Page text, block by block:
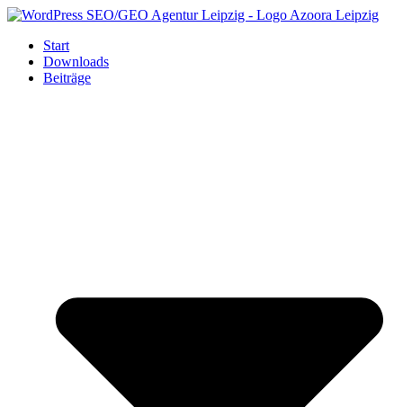
Zum
springenStart
Downloads
Beiträge